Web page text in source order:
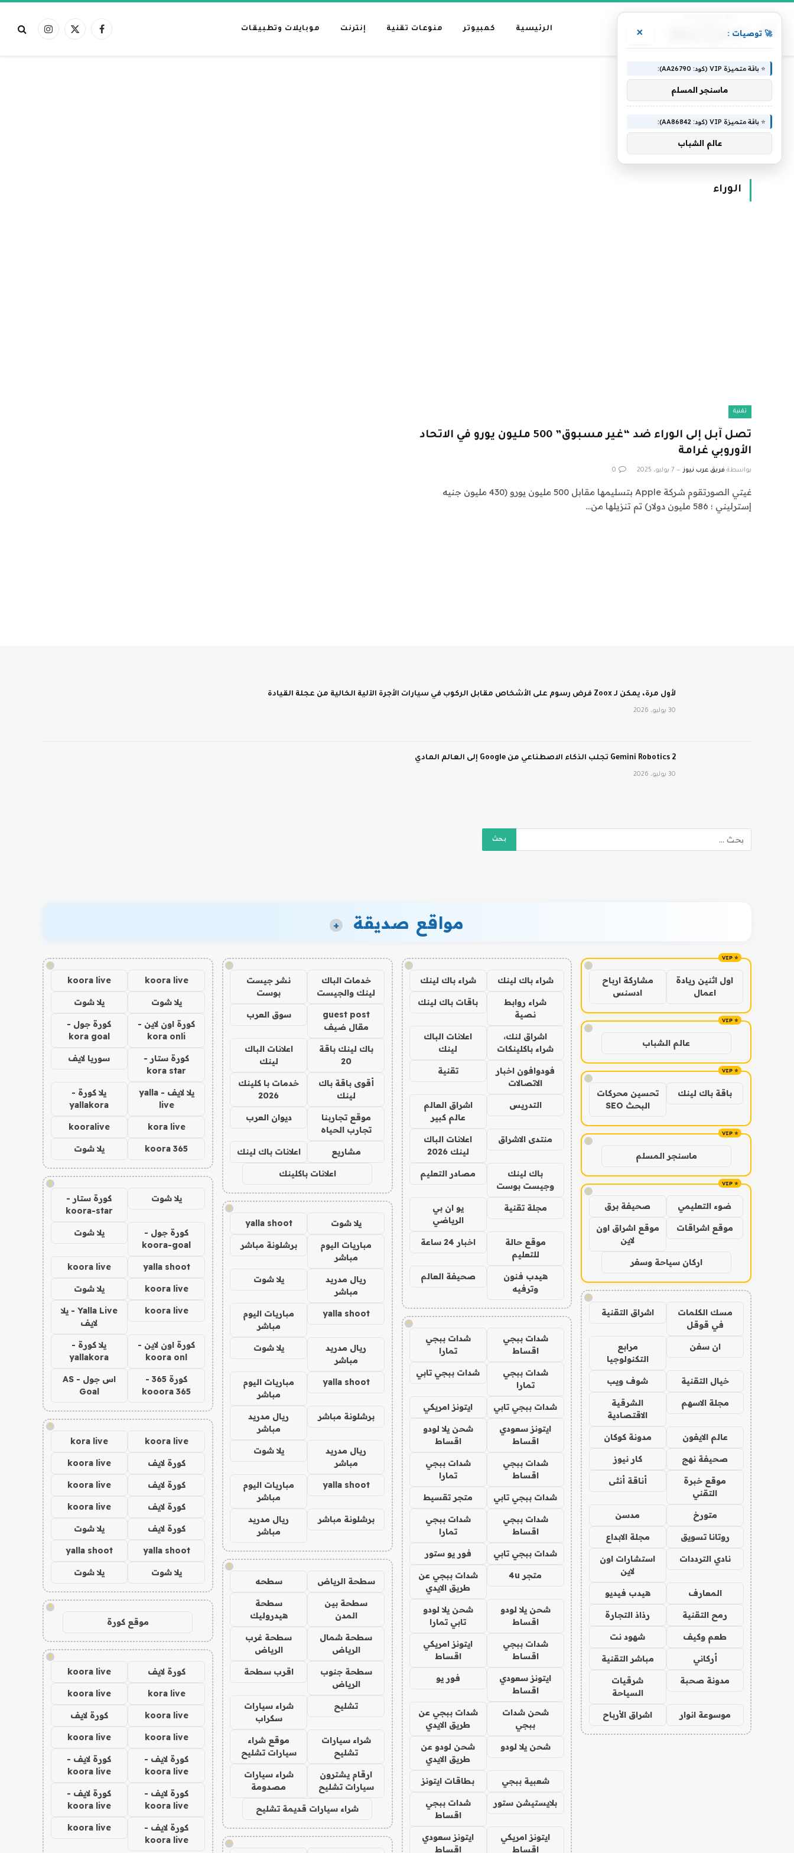
الرئيسية كمبيوتر منوعات تقنية إنترنت موبايلات وتطبيقات فيسبوكX
الانستغرام
الرئيسية»الوراء
الوراء
تقنية
تصل آبل إلى الوراء ضد “غير مسبوق” 500 مليون يورو في الاتحاد
الأوروبي غرامة
بواسطة فريق عرب نيوز 7 يوليو، 2025 0
غيتي الصورتقوم شركة Apple بتسليمها مقابل 500 مليون يورو (430 مليون جنيه
إسترليني ؛ 586 مليون دولار) تم تنزيلها من…
لأول مرة، يمكن لـ Zoox فرض رسوم على الأشخاص مقابل الركوب في سيارات الأجرة الآلية الخالية من عجلة القيادة
30 يوليو، 2026
Gemini Robotics 2 تجلب الذكاء الاصطناعي من Google إلى العالم المادي
30 يوليو، 2026
مواقع صديقة +
!
اول اثنين ريادة
اعمال
مشاركة ارباح
ادسنس
!
عالم الشباب
!
باقة باك لينك
تحسين محركات
البحث SEO
!
ماسنجر المسلم
!
ضوء التعليمي صحيفة برق
موقع اشراقات
موقع اشراق اون
لاين
اركان سياحة وسفر
!
مسك الكلمات
في قوقل
اشراق التقنية
ان سفن
مرابع
التكنولوجيا
خيال التقنية شوف ويب
مجلة الاسهم
الشرقية
الاقتصادية
عالم الايفون مدونة كوكان
صحيفة نهج كار نيوز
موقع خبرة
التقني
أناقة أنثى
متورخ مدسن
روتانا تسويق مجلة الابداع
نادي الترددات
استشارات اون
لاين
المعارف هيدب فيديو
رمح التقنية رذاذ التجارة
طعم وكيف شهود نت
أركاني مباشر التقنية
مدونة صحبة
شرقيات
السياحة
موسوعة انوار اشراق الأرباح
!
شراء باك لينك شراء باك لينك
شراء روابط
نصية
باقات باك لينك
اشراق لنك،
شراء باكلينكات
اعلانات الباك
لينك
فودوافون اخبار
الاتصالات
تقنية
التدريس
اشراق العالم
عالم كبير
منتدى الاشراق
اعلانات الباك
لينك 2026
باك لينك
وجيست بوست
مصادر التعليم
مجلة تقنية
يو ان بي
الرياضي
موقع حالة
للتعليم
اخبار 24 ساعة
هيدب فنون
وترفيه
صحيفة العالم
!
شدات ببجي
اقساط
شدات ببجي
تمارا
شدات ببجي
تمارا
شدات ببجي تابي
شدات ببجي تابي ايتونز امريكي
ايتونز سعودي
اقساط
شحن يلا لودو
اقساط
شدات ببجي
اقساط
شدات ببجي
تمارا
شدات ببجي تابي متجر تقسيط
شدات ببجي
اقساط
شدات ببجي
تمارا
شدات ببجي تابي فور يو ستور
متجر 4u
شدات ببجي عن
طريق الايدي
شحن يلا لودو
اقساط
شحن يلا لودو
تابي تمارا
شدات ببجي
اقساط
ايتونز امريكي
اقساط
ايتونز سعودي
اقساط
فور يو
شحن شدات
ببجي
شدات ببجي عن
طريق الايدي
شحن يلا لودو
شحن لودو عن
طريق الايدي
شعبية ببجي بطاقات ايتونز
بلايستيشن ستور
شدات ببجي
اقساط
ايتونز امريكي
اقساط
ايتونز سعودي
اقساط
!
خدمات الباك
لينك والجيست
نشر جيست
بوست
guest post
مقال ضيف
سوق العرب
باك لينك باقة
20
اعلانات الباك
لينك
أقوى باقة باك
لينك
خدمات با كلينك
2026
موقع تجاربنا
تجارب الحياه
ديوان العرب
مشاريع اعلانات باك لينك
اعلانات باكلينك
!
يلا شوت yalla shoot
مباريات اليوم
مباشر
برشلونة مباشر
ريال مدريد
مباشر
يلا شوت
yalla shoot
مباريات اليوم
مباشر
ريال مدريد
مباشر
يلا شوت
yalla shoot
مباريات اليوم
مباشر
برشلونة مباشر
ريال مدريد
مباشر
ريال مدريد
مباشر
يلا شوت
yalla shoot
مباريات اليوم
مباشر
برشلونة مباشر
ريال مدريد
مباشر
!
سطحة الرياض سطحه
سطحة بين
المدن
سطحة
هيدروليك
سطحة شمال
الرياض
سطحة غرب
الرياض
سطحة جنوب
الرياض
اقرب سطحة
تشليح
شراء سيارات
سكراب
شراء سيارات
تشليح
موقع شراء
سيارات تشليح
ارقام يشترون
سيارات تشليح
شراء سيارات
مصدومة
شراء سيارات قديمة تشليح
!
!
koora live
koora live
يلا شوت يلا شوت
كورة اون لاين -
kora onli
كورة جول -
kora goal
كورة ستار -
kora star
سوريا لايف
يلا لايف - yalla
live
يلا كورة -
yallakora
kora live
kooralive
koora 365 يلا شوت
!
يلا شوت
كورة ستار -
koora-star
كورة جول -
koora-goal
يلا شوت
yalla shoot
koora live
koora live يلا شوت
koora live
Yalla Live - يلا
لايف
كورة اون لاين -
koora onl
يلا كورة -
yallakora
كورة 365 -
kooora 365
اس جول - AS
Goal
!
koora live
kora live
كورة لايف koora live
كورة لايف koora live
كورة لايف koora live
كورة لايف يلا شوت
yalla shoot
yalla shoot
يلا شوت يلا شوت
!
موقع كورة
!
كورة لايف koora live
kora live
koora live
koora live كورة لايف
koora live
koora live
كورة لايف -
koora live
كورة لايف -
koora live
كورة لايف -
koora live
كورة لايف -
koora live
كورة لايف -
koora live
koora live
🚀 توصيات : ×
⭐ باقة متميزة VIP (كود: AA26790):
ماسنجر المسلم
⭐ باقة متميزة VIP (كود: AA86842):
عالم الشباب